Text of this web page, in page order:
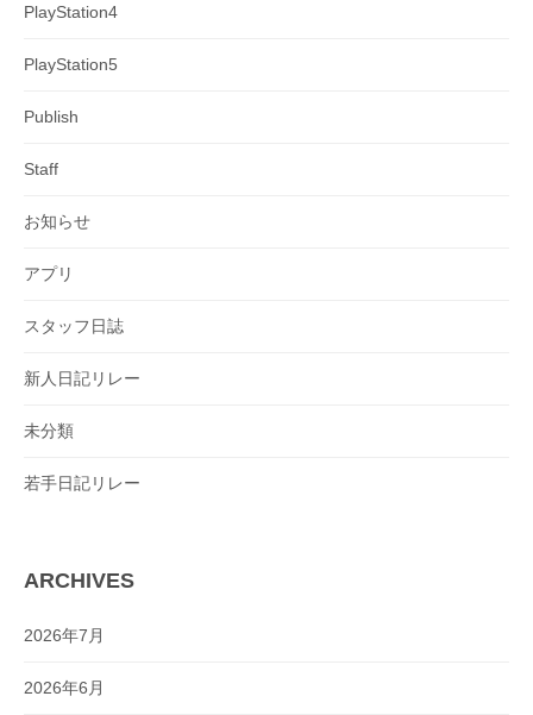
PlayStation4
PlayStation5
Publish
Staff
お知らせ
アプリ
スタッフ日誌
新人日記リレー
未分類
若手日記リレー
ARCHIVES
2026年7月
2026年6月